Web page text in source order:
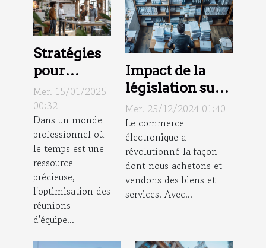
Stratégies
pour
améliorer
l'efficacité
des
réunions
d'équipe en
entreprise
Mer. 15/01/2025
00:32
Dans un monde
professionnel où
le temps est une
ressource
précieuse,
l'optimisation des
réunions
d'équipe...
Impact de la
législation sur
le commerce
électronique
pour les
consommateurs
Mer. 25/12/2024 01:40
Le commerce
électronique a
révolutionné la façon
dont nous achetons et
vendons des biens et
services. Avec...